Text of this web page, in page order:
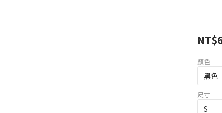
顏色
尺寸